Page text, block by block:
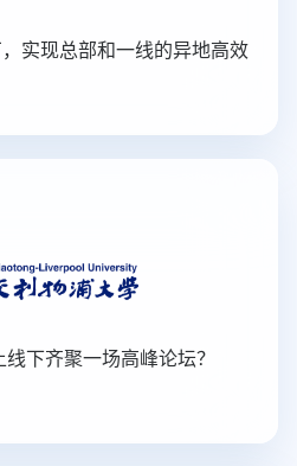
实现总部和一线的异地高效
下齐聚一场高峰论坛？